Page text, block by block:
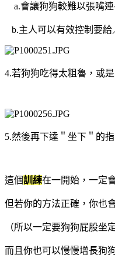
a.會讓狗狗較難以張嘴連
b.主人可以有效控制要
4.若狗狗吃得太粗魯，或
5.然後再下達＂坐下＂的
這個訓練在一開始，一定
但若你的方法正確，你也
（所以一定要狗狗屁股坐
而且你也可以慢慢增長狗